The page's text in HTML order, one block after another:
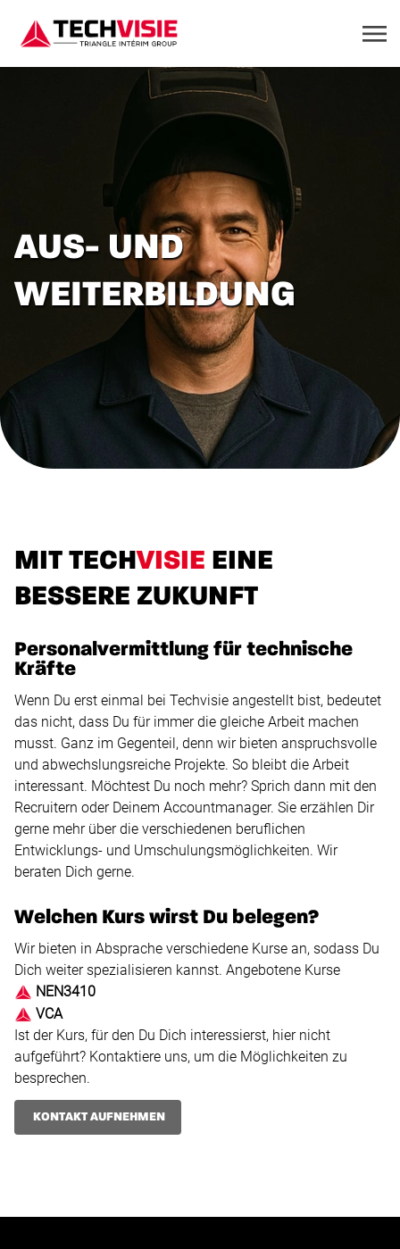
AUS- UND
WEITERBILDUNG
MIT TECHVISIE EINE
BESSERE ZUKUNFT
Personalvermittlung für technische
Kräfte
Wenn Du erst einmal bei Techvisie angestellt bist, bedeutet
das nicht, dass Du für immer die gleiche Arbeit machen
musst. Ganz im Gegenteil, denn wir bieten anspruchsvolle
und abwechslungsreiche Projekte. So bleibt die Arbeit
interessant. Möchtest Du noch mehr? Sprich dann mit den
Recruitern oder Deinem Accountmanager. Sie erzählen Dir
gerne mehr über die verschiedenen beruflichen
Entwicklungs- und Umschulungsmöglichkeiten. Wir
beraten Dich gerne.
Welchen Kurs wirst Du belegen?
Wir bieten in Absprache verschiedene Kurse an, sodass Du
Dich weiter spezialisieren kannst. Angebotene Kurse
NEN3410
VCA
Ist der Kurs, für den Du Dich interessierst, hier nicht
aufgeführt? Kontaktiere uns, um die Möglichkeiten zu
besprechen.
KONTAKT AUFNEHMEN